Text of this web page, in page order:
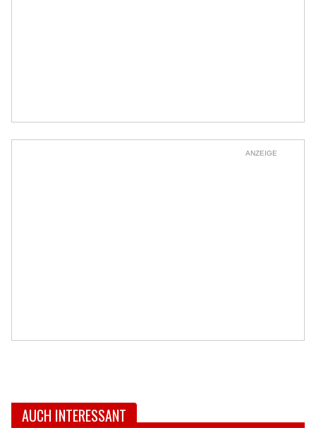
ANZEIGE
AUCH INTERESSANT